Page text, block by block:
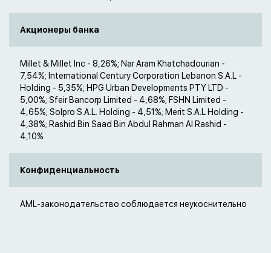
Акционеры банка
Millet & Millet Inc - 8,26%; Nar Aram Khatchadourian -
7,54%; International Century Corporation Lebanon S.A.L -
Holding - 5,35%; HPG Urban Developments PTY LTD -
5,00%; Sfeir Bancorp Limited - 4,68%; FSHN Limited -
4,65%; Solpro S.A.L. Holding - 4,51%; Merit S.A.L Holding -
4,38%; Rashid Bin Saad Bin Abdul Rahman Al Rashid -
4,10%
Конфиденциальность
AML-законодательство соблюдается неукоснительно